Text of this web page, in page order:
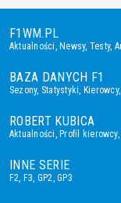
F1WM.PL
Aktualności,Newsy, Testy,
BAZA DANYCH F1
Sezony, Statystyki, Kierowcy,
ROBERT KUBICA
Aktualności,Profil kierowcy
INNE SERIE
F2, F3, GP2,GP3